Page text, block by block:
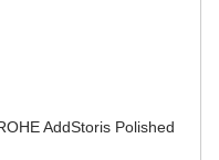
AddStoris Polished